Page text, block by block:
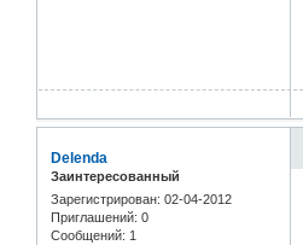
Delenda
Заинтересованный
Зарегистрирован: 02-04-2012
Приглашений: 0
Сообщений: 1